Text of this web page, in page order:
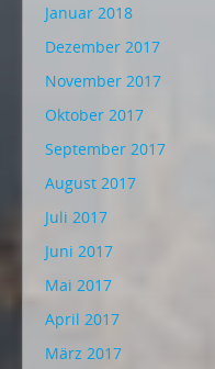
Januar 2018
Dezember 2017
November 2017
Oktober 2017
September 2017
August 2017
Juli 2017
Juni 2017
Mai 2017
April 2017
März 2017